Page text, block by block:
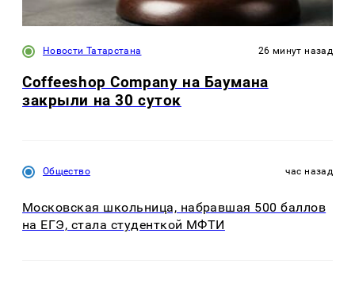
Новости Татарстана 26 минут назад
Coffeeshop Company на Баумана
закрыли на 30 суток
Общество час назад
Московская школьница, набравшая 500 баллов
на ЕГЭ, стала студенткой МФТИ